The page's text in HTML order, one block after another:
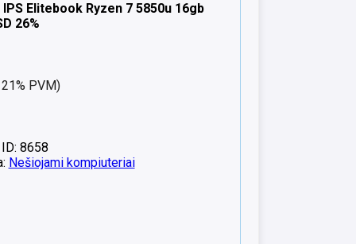
IPS Elitebook Ryzen 7 5850u 16gb
26%
PVM)
8658
Nešiojami kompiuteriai